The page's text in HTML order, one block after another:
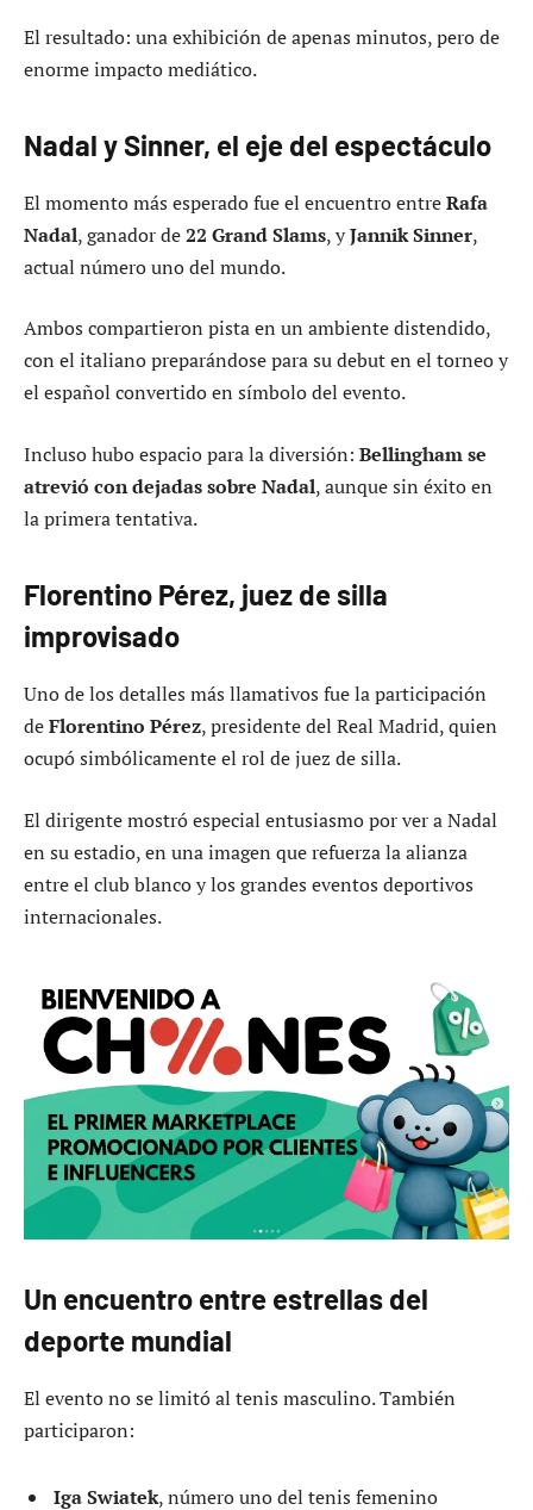
El resultado: una exhibición de apenas minutos, pero de
enorme impacto mediático.
Nadal y Sinner, el eje del espectáculo
El momento más esperado fue el encuentro entreRafa
Nadal, ganador de22 Grand Slams, yJannik Sinner,
actual número uno del mundo.
Ambos compartieron pista en un ambiente distendido,
con el italiano preparándose para su debut en el torneo y
el español convertido en símbolo del evento.
Incluso hubo espacio para la diversión: Bellingham se
atrevió con dejadas sobre Nadal, aunque sin éxito en
la primera tentativa.
Florentino Pérez, juez de silla
improvisado
Uno de los detalles más llamativos fue la participación
deFlorentino Pérez, presidente del Real Madrid, quien
ocupó simbólicamente el rol de juez de silla.
El dirigente mostró especial entusiasmo por ver a Nadal
en su estadio, en una imagen que refuerza la alianza
entre el club blanco y los grandes eventos deportivos
internacionales.
Un encuentro entre estrellas del
deporte mundial
El evento no se limitó al tenis masculino. También
participaron:
Iga Swiatek, número uno del tenis femenino